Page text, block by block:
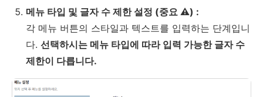
메뉴 타입 및 글자 수 제한 설정 (중요 ⚠) :
각 메뉴 버튼의 스타일과 텍스트를 입력하는 단계입니
다. 선택하시는 메뉴 타입에 따라 입력 가능한 글자 수
제한이 다릅니다.